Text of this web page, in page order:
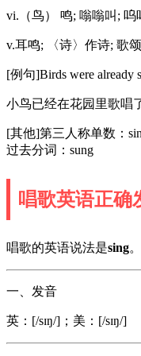
vi.（鸟） 鸣; 嗡嗡叫; 呜
v.耳鸣; 〈诗〉作诗; 歌
[例句]Birds were already
小鸟已经在花园里歌唱
[其他]第三人称单数：
过去分词：sung
唱歌英语正确
唱歌的英语说法是sing。
一、发音
英：[/sɪŋ/]；美：[/sɪŋ/]